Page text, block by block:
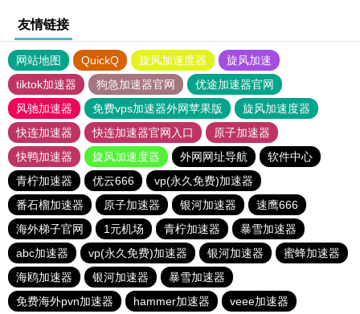
友情链接
网站地图 QuickQ 旋风加速度器
旋风加速
tiktok加速器
狗急加速器官网
优途加速器官网
风驰加速器
免费vps加速器外网苹果版
旋风加速度器
快连加速器
快连加速器官网入口
原子加速器
快鸭加速器
旋风加速度器 外网网址导航
软件中心
青柠加速器
优云666
vp(永久免费)加速器
番石榴加速器
原子加速器 银河加速器
速鹰666
海外梯子官网
1元机场 青柠加速器
暴雪加速器
abc加速器
vp(永久免费)加速器 银河加速器
蜜蜂加速器
海鸥加速器
银河加速器
暴雪加速器
免费海外pvn加速器
hammer加速器 veee加速器